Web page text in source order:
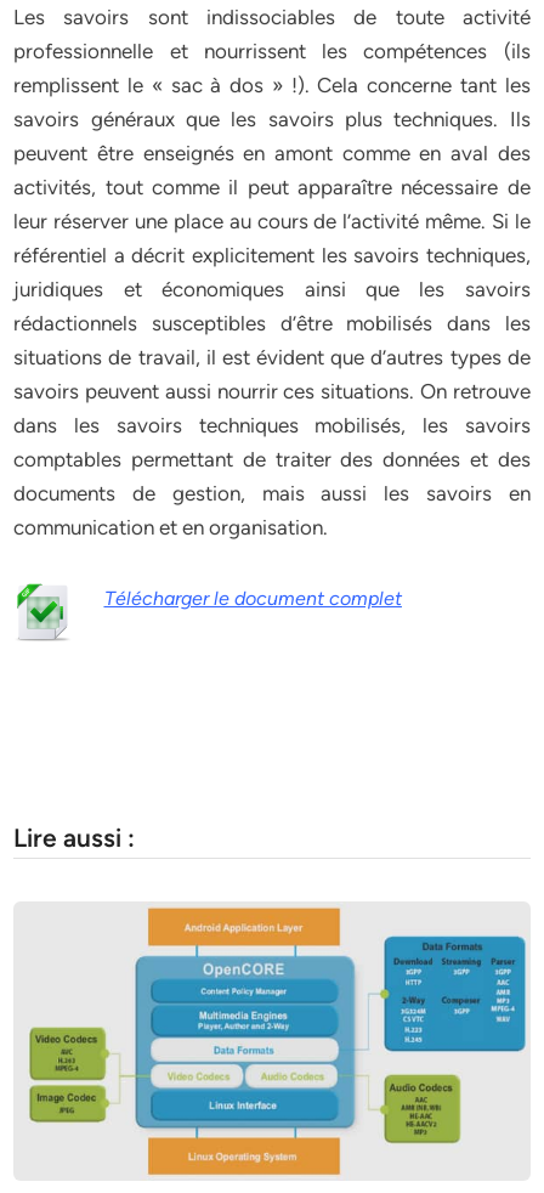
Les savoirs sont indissociables de toute activité
professionnelle et nourrissent les compétences (ils
remplissent le « sac à dos » !). Cela concerne tant les
savoirs généraux que les savoirs plus techniques. Ils
peuvent être enseignés en amont comme en aval des
activités, tout comme il peut apparaître nécessaire de
leur réserver une place au cours de l’activité même. Si le
référentiel a décrit explicitement les savoirs techniques,
juridiques et économiques ainsi que les savoirs
rédactionnels susceptibles d’être mobilisés dans les
situations de travail, il est évident que d’autres types de
savoirs peuvent aussi nourrir ces situations. On retrouve
dans les savoirs techniques mobilisés, les savoirs
comptables permettant de traiter des données et des
documents de gestion, mais aussi les savoirs en
communication et en organisation.
Télécharger le document complet
Lire aussi :